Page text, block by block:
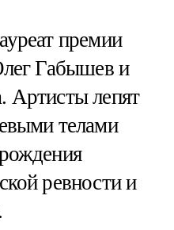
премии
Габышев и
Артисты лепят
телами
ревности и